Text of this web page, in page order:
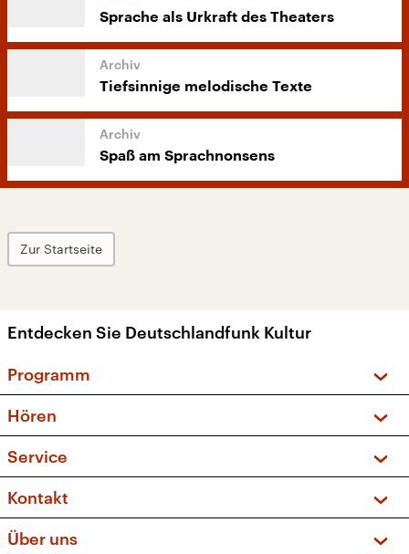
Sprache als Urkraft des Theaters
Tiefsinnige melodische Texte
Spaß am Sprachnonsens
Zur Startseite
Entdecken Sie Deutschlandfunk Kultur
Programm
Sendungen und Podcasts
Musikliste
Kakadu – Das Kinderprogramm
Hören
Frequenzen (UKW + DAB+)
Service
FAQ
Apps
Newsletter
Kontakt
Über uns